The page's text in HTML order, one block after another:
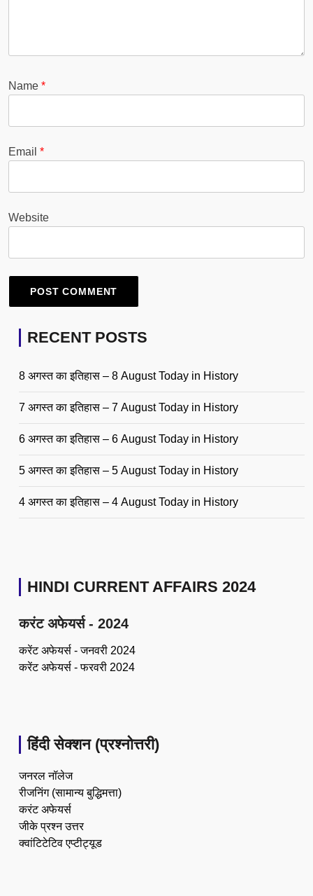
Name *
Email *
Website
RECENT POSTS
8 अगस्त का इतिहास – 8 August Today in History
7 अगस्त का इतिहास – 7 August Today in History
6 अगस्त का इतिहास – 6 August Today in History
5 अगस्त का इतिहास – 5 August Today in History
4 अगस्त का इतिहास – 4 August Today in History
HINDI CURRENT AFFAIRS 2024
करंट अफेयर्स - 2024
करेंट अफेयर्स - जनवरी 2024
करेंट अफेयर्स - फरवरी 2024
हिंदी सेक्शन (प्रश्नोत्तरी)
जनरल नॉलेज
रीजनिंग (सामान्य बुद्धिमत्ता)
करंट अफेयर्स
जीके प्रश्न उत्तर
क्वांटिटेटिव एप्टीट्यूड